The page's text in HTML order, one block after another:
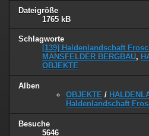
Dateigröße
1765 kB
Schlagworte
[139] Haldenlandschaft
MANSFELDER BERGBAU,
OBJEKTE
Alben
OBJEKTE /
Haldenlandschaft
Besuche
5646